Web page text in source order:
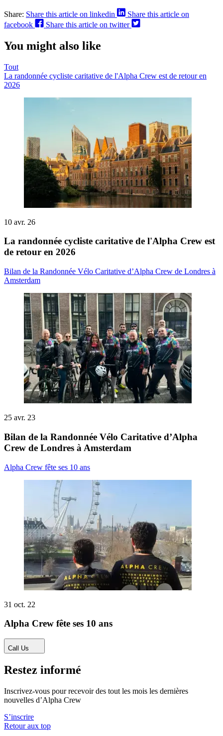
Share: Share this article on linkedin
Share this article on
facebook
Share this article on twitter
You might also like
Tout
La randonnée cycliste caritative de l'Alpha Crew est de retour en
2026
10 avr. 26
La randonnée cycliste caritative de l'Alpha Crew est
de retour en 2026
Bilan de la Randonnée Vélo Caritative d’Alpha Crew de Londres à
Amsterdam
25 avr. 23
Bilan de la Randonnée Vélo Caritative d’Alpha
Crew de Londres à Amsterdam
Alpha Crew fête ses 10 ans
31 oct. 22
Alpha Crew fête ses 10 ans
Call Us
Restez informé
Inscrivez-vous pour recevoir des tout les mois les dernières
nouvelles d’Alpha Crew
S’inscrire
Retour aux top